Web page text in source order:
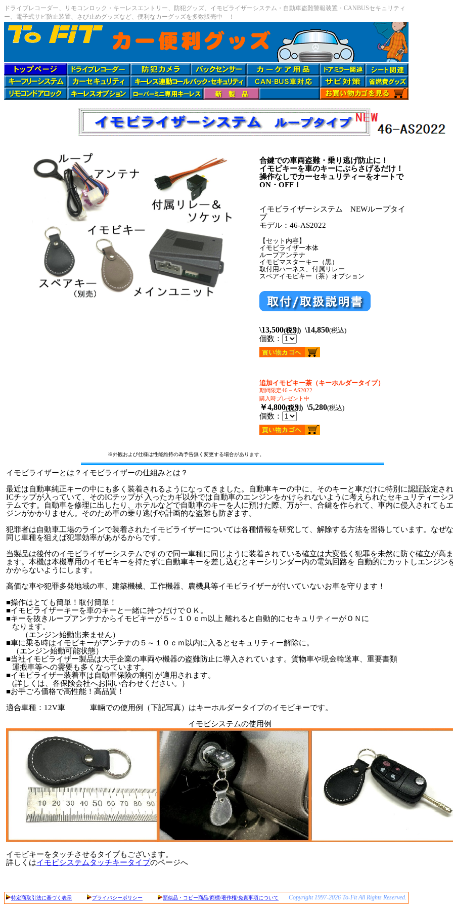
ドライブレコーダー、リモコンロック・キーレスエントリー、防犯グッズ、イモビライザーシステム・自動車盗難警報装置・CANBUSセキュリティ
ー、電子式サビ防止装置、さび止めグッズなど、便利なカーグッズを多数販売中 ！
合鍵での車両盗難・乗り逃げ防止に！
イモビキーを車のキーにぶらさげるだけ！
操作なしでカーセキュリティーをオートで
ON・OFF！
イモビライザーシステム NEWループタイ
プ
モデル：46-AS2022
【セット内容】
イモビライザー本体
ループアンテナ
イモビマスターキー（黒）
取付用ハーネス、付属リレー
スペアイモビキー（茶）オプション
\13,500(税別) \14,850(税込)
個数：
追加イモビキー茶（キーホルダータイプ）
期間限定46－AS2022
購入時プレゼント中
￥4,800(税別) \5,280(税込)
個数：
※外観および仕様は性能維持の為予告無く変更する場合があります。
イモビライザーとは？イモビライザーの仕組みとは？
最近は自動車純正キーの中にも多く装着されるようになってきました。自動車キーの中に、そのキーと車だけに特別に認証設定さ
ICチップが入っていて、そのICチップが 入ったカギ以外では自動車のエンジンをかけられないように考えられたセキュリティーシ
テムです。自動車を修理に出したり、ホテルなどで自動車のキーを人に預けた際、万が一、合鍵を作られて、車内に侵入されても
ジンがかかりません。そのため車の乗り逃げや計画的な盗難も防ぎます。
犯罪者は自動車工場のラインで装着されたイモビライザーについては各種情報を研究して、解除する方法を習得しています。なぜ
同じ車種を狙えば犯罪効率があがるからです。
当製品は後付のイモビライザーシステムですので同一車種に同じように装着されている確立は大変低く犯罪を未然に防ぐ確立が高
ます。本機は本機専用のイモビキーを持たずに自動車キーを差し込むとキーシリンダー内の電気回路を 自動的にカットしエンジン
かからないようにします。
高価な車や犯罪多発地域の車、建築機械、工作機器、農機具等イモビライザーが付いていないお車を守ります！
■操作はとても簡単！取付簡単！
■イモビライザーキーを車のキーと一緒に持つだけでＯＫ。
■キーを抜きループアンテナからイモビキーが５～１０ｃｍ以上 離れると自動的にセキュリティーがＯＮに
なります。
（エンジン始動出来ません）
■車に乗る時はイモビキーがアンテナの５～１０ｃｍ以内に入るとセキュリティー解除に。
（エンジン始動可能状態）
■当社イモビライザー製品は大手企業の車両や機器の盗難防止に導入されています。貨物車や現金輸送車、重要書類
運搬車等への需要も多くなっています。
■イモビライザー装着車は自動車保険の割引が適用されます。
(詳しくは、各保険会社へお問い合わせください。）
■お手ごろ価格で高性能！高品質！
適合車種：12V車 車輛での使用例（下記写真）はキーホルダータイプのイモビキーです。
イモビシステムの使用例
イモビキーをタッチさせるタイプもございます。
詳しくはイモビシステムタッチキータイプのページへ
特定商取引法に基づく表示 プライバシーポリシー 類似品・コピー商品/商標/著作権/免責事項について Copyright 1997-2026 To-Fit All Rights Reserved.